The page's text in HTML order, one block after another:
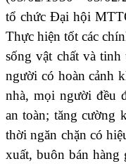
tổ chức Đại hội
Thực hiện tốt các
sống vật chất và tinh
người có hoàn cảnh
nhà, mọi người đều
an toàn; tăng cường
thời ngăn chặn có
xuất, buôn bán hàng